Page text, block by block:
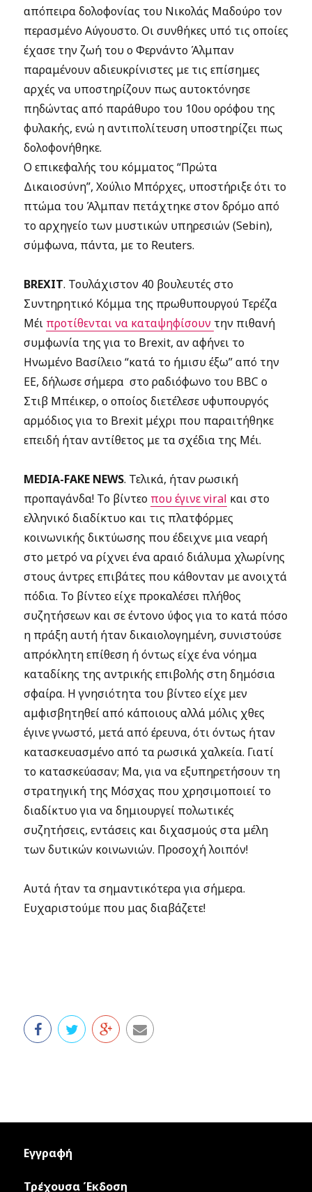
απόπειρα δολοφονίας του Νικολάς Μαδούρο τον
περασμένο Αύγουστο. Οι συνθήκες υπό τις οποίες
έχασε την ζωή του ο Φερνάντο Άλμπαν
παραμένουν αδιευκρίνιστες με τις επίσημες
αρχές να υποστηρίζουν πως αυτοκτόνησε
πηδώντας από παράθυρο του 10ου ορόφου της
φυλακής, ενώ η αντιπολίτευση υποστηρίζει πως
δολοφονήθηκε.
Ο επικεφαλής του κόμματος “Πρώτα
Δικαιοσύνη”, Χούλιο Μπόρχες, υποστήριξε ότι το
πτώμα του Άλμπαν πετάχτηκε στον δρόμο από
το αρχηγείο των μυστικών υπηρεσιών (Sebin),
σύμφωνα, πάντα, με το Reuters.
BREXIT. Τουλάχιστον 40 βουλευτές στο
Συντηρητικό Κόμμα της πρωθυπουργού Τερέζα
Μέι προτίθενται να καταψηφίσουν την πιθανή
συμφωνία της για το Brexit, αν αφήνει το
Ηνωμένο Βασίλειο “κατά το ήμισυ έξω” από την
ΕΕ, δήλωσε σήμερα στο ραδιόφωνο του BBC ο
Στιβ Μπέικερ, ο οποίος διετέλεσε υφυπουργός
αρμόδιος για το Brexit μέχρι που παραιτήθηκε
επειδή ήταν αντίθετος με τα σχέδια της Μέι.
MEDIA-FAKE NEWS. Τελικά, ήταν ρωσική
προπαγάνδα! Το βίντεο που έγινε viral και στο
ελληνικό διαδίκτυο και τις πλατφόρμες
κοινωνικής δικτύωσης που έδειχνε μια νεαρή
στο μετρό να ρίχνει ένα αραιό διάλυμα χλωρίνης
στους άντρες επιβάτες που κάθονταν με ανοιχτά
πόδια. Το βίντεο είχε προκαλέσει πλήθος
συζητήσεων και σε έντονο ύφος για το κατά πόσο
η πράξη αυτή ήταν δικαιολογημένη, συνιστούσε
απρόκλητη επίθεση ή όντως είχε ένα νόημα
καταδίκης της αντρικής επιβολής στη δημόσια
σφαίρα. Η γνησιότητα του βίντεο είχε μεν
αμφισβητηθεί από κάποιους αλλά μόλις χθες
έγινε γνωστό, μετά από έρευνα, ότι όντως ήταν
κατασκευασμένο από τα ρωσικά χαλκεία. Γιατί
το κατασκεύασαν; Μα, για να εξυπηρετήσουν τη
στρατηγική της Μόσχας που χρησιμοποιεί το
διαδίκτυο για να δημιουργεί πολωτικές
συζητήσεις, εντάσεις και διχασμούς στα μέλη
των δυτικών κοινωνιών. Προσοχή λοιπόν!
Αυτά ήταν τα σημαντικότερα για σήμερα.
Ευχαριστούμε που μας διαβάζετε!
Εγγραφή
Τρέχουσα Έκδοση